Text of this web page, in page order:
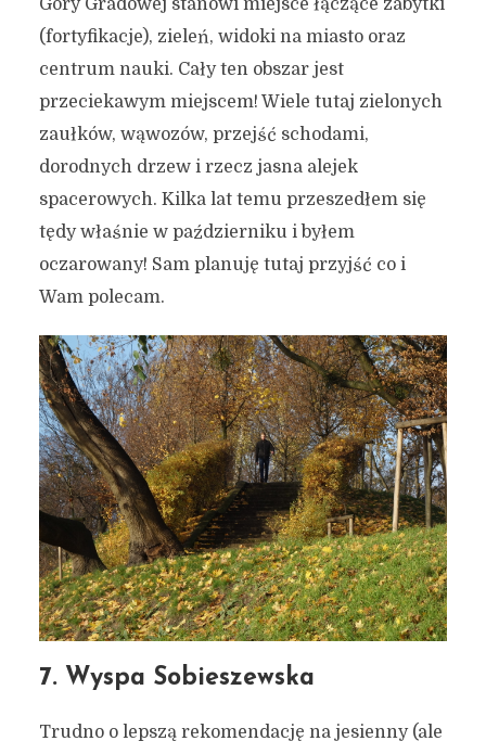
Góry Gradowej stanowi miejsce łączące zabytki
(fortyfikacje), zieleń, widoki na miasto oraz
centrum nauki. Cały ten obszar jest
przeciekawym miejscem! Wiele tutaj zielonych
zaułków, wąwozów, przejść schodami,
dorodnych drzew i rzecz jasna alejek
spacerowych. Kilka lat temu przeszedłem się
tędy właśnie w październiku i byłem
oczarowany! Sam planuję tutaj przyjść co i
Wam polecam.
7. Wyspa Sobieszewska
Trudno o lepszą rekomendację na jesienny (ale